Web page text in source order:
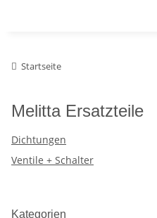
Startseite
Melitta Ersatzteile
Dichtungen
Ventile + Schalter
Kategorien